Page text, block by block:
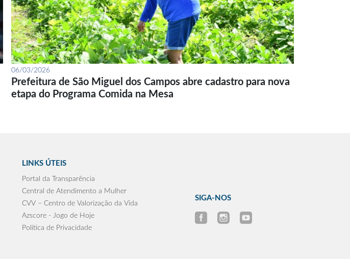
06/03/2026
Prefeitura de São Miguel dos Campos abre cadastro para nova
etapa do Programa Comida na Mesa
LINKS ÚTEIS
Portal da Transparência
Central de Atendimento a Mulher
CVV – Centro de Valorização da Vida
Azscore - Jogo de Hoje
Política de Privacidade
SIGA-NOS